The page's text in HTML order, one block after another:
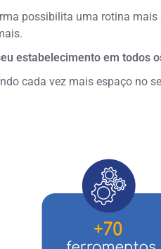
possibilita uma rotina
estabelecimento em todos
cada vez mais espaço no